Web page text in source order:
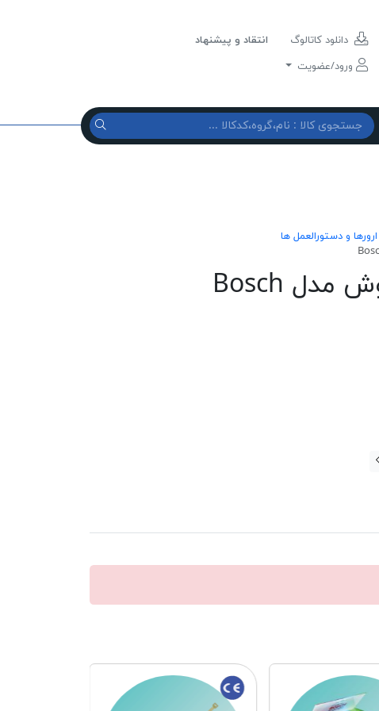
دانلود کاتالوگ
انتقاد و پیشنهاد
ورود/عضویت
ارورها و دستورالعمل ها
راهنمای لباسشویی بوش مدل Bosch